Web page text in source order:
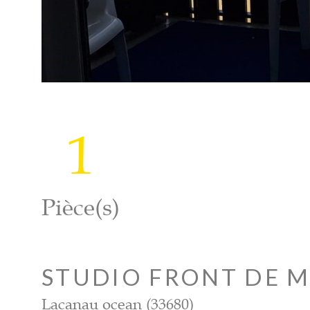
1
Pièce(s)
STUDIO FRONT DE
Lacanau ocean (33680)